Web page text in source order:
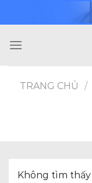
TRANG CHỦ /
Không tìm thấy